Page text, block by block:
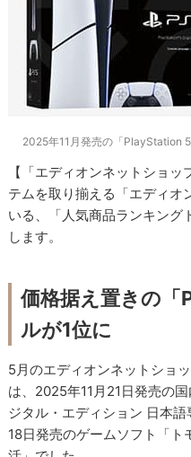
2025年11月発売の「PlayStation
【「エディオンネットショ
テムを取り揃える「エディオ
いる、「人気商品ランキング
します。
価格据え置きの「
ルが1位に
5月のエディオンネットショ
は、2025年11月21日発売の
ジタル・エディション 日本
18日発売のゲームソフト「ト